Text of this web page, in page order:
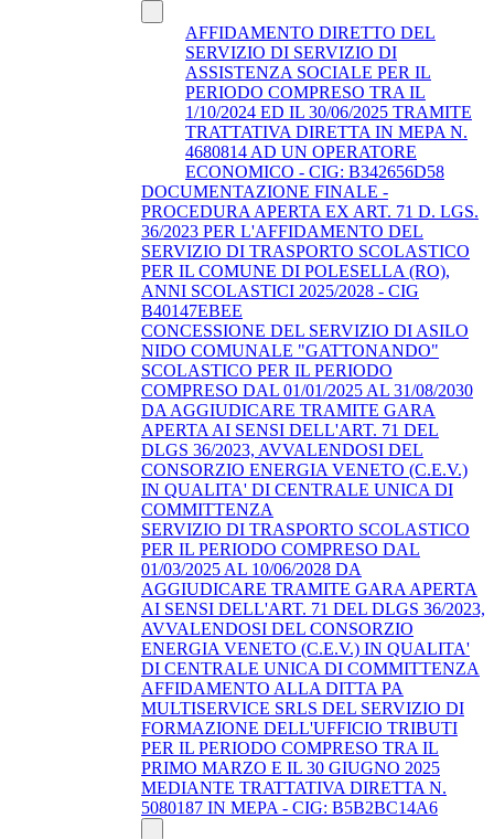
AFFIDAMENTO DIRETTO DEL
SERVIZIO DI SERVIZIO DI
ASSISTENZA SOCIALE PER IL
PERIODO COMPRESO TRA IL
1/10/2024 ED IL 30/06/2025 TRAMITE
TRATTATIVA DIRETTA IN MEPA N.
4680814 AD UN OPERATORE
ECONOMICO - CIG: B342656D58
DOCUMENTAZIONE FINALE -
PROCEDURA APERTA EX ART. 71 D. LGS.
36/2023 PER L'AFFIDAMENTO DEL
SERVIZIO DI TRASPORTO SCOLASTICO
PER IL COMUNE DI POLESELLA (RO),
ANNI SCOLASTICI 2025/2028 - CIG
B40147EBEE
CONCESSIONE DEL SERVIZIO DI ASILO
NIDO COMUNALE "GATTONANDO"
SCOLASTICO PER IL PERIODO
COMPRESO DAL 01/01/2025 AL 31/08/2030
DA AGGIUDICARE TRAMITE GARA
APERTA AI SENSI DELL'ART. 71 DEL
DLGS 36/2023, AVVALENDOSI DEL
CONSORZIO ENERGIA VENETO (C.E.V.)
IN QUALITA' DI CENTRALE UNICA DI
COMMITTENZA
SERVIZIO DI TRASPORTO SCOLASTICO
PER IL PERIODO COMPRESO DAL
01/03/2025 AL 10/06/2028 DA
AGGIUDICARE TRAMITE GARA APERTA
AI SENSI DELL'ART. 71 DEL DLGS 36/2023,
AVVALENDOSI DEL CONSORZIO
ENERGIA VENETO (C.E.V.) IN QUALITA'
DI CENTRALE UNICA DI COMMITTENZA
AFFIDAMENTO ALLA DITTA PA
MULTISERVICE SRLS DEL SERVIZIO DI
FORMAZIONE DELL'UFFICIO TRIBUTI
PER IL PERIODO COMPRESO TRA IL
PRIMO MARZO E IL 30 GIUGNO 2025
MEDIANTE TRATTATIVA DIRETTA N.
5080187 IN MEPA - CIG: B5B2BC14A6